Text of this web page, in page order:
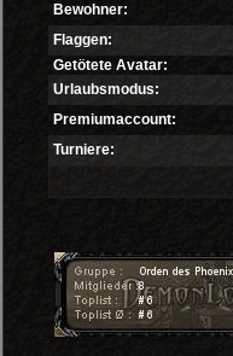
Bewohner:
Flaggen:
Getötete Avatar:
Urlaubsmodus:
Premiumaccount:
Turniere: